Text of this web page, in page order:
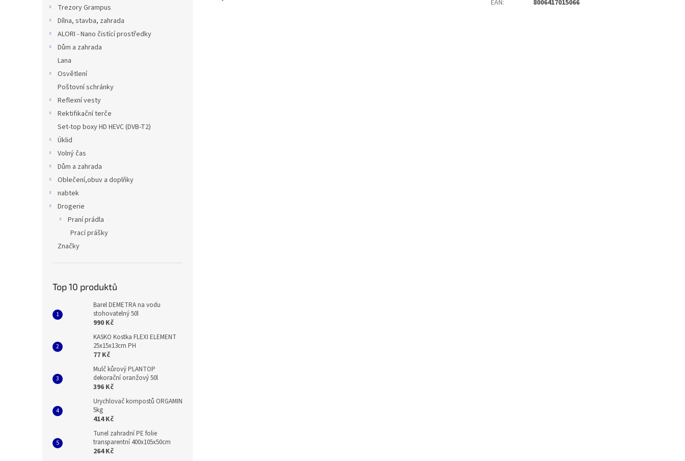
Trezory Grampus
Dílna, stavba, zahrada
ALORI - Nano čistící prostředky
Dům a zahrada
Lana
Osvětlení
Poštovní schránky
Reflexní vesty
Rektifikační terče
Set-top boxy HD HEVC (DVB-T2)
Úklid
Volný čas
Dům a zahrada
Oblečení,obuv a doplňky
nabtek
Drogerie
Praní prádla
Prací prášky
Značky
Top 10 produktů
Barel DEMETRA na vodu
stohovatelný 50l
990 Kč
KASKO Kostka FLEXI ELEMENT
25x15x13cm PH
77 Kč
Mulč kůrový PLANTOP
dekorační oranžový 50l
396 Kč
Urychlovač kompostů ORGAMIN
5kg
414 Kč
Tunel zahradní PE folie
transparentní 400x105x50cm
264 Kč
EAN: 8006417015066